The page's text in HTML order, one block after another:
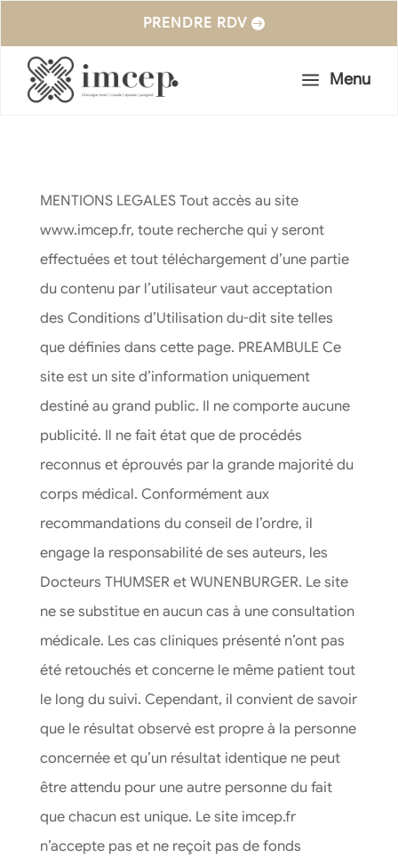
a Menu
PRENDRE RDV
MENTIONS LEGALES Tout accès au site
www.imcep.fr, toute recherche qui y seront
effectuées et tout téléchargement d’une partie
du contenu par l’utilisateur vaut acceptation
des Conditions d’Utilisation du-dit site telles
que définies dans cette page. PREAMBULE Ce
site est un site d’information uniquement
destiné au grand public. Il ne comporte aucune
publicité. Il ne fait état que de procédés
reconnus et éprouvés par la grande majorité du
corps médical. Conformément aux
recommandations du conseil de l’ordre, il
engage la responsabilité de ses auteurs, les
Docteurs THUMSER et WUNENBURGER. Le site
ne se substitue en aucun cas à une consultation
médicale. Les cas cliniques présenté n’ont pas
été retouchés et concerne le même patient tout
le long du suivi. Cependant, il convient de savoir
que le résultat observé est propre à la personne
concernée et qu’un résultat identique ne peut
être attendu pour une autre personne du fait
que chacun est unique. Le site imcep.fr
n’accepte pas et ne reçoit pas de fonds